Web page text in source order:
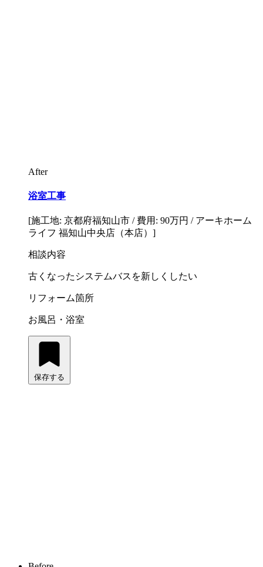
After
浴室工事
[施工地: 京都府福知山市 / 費用: 90万円 / アーキホーム
ライフ 福知山中央店（本店）]
相談内容
古くなったシステムバスを新しくしたい
リフォーム箇所
お風呂・浴室
保存する